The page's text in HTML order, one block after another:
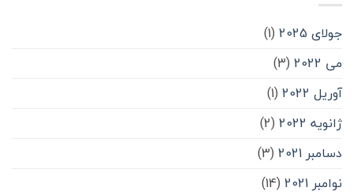
جولای 2025
(1)
می 2022
(3)
آوریل 2022
(1)
ژانویه 2022
(2)
دسامبر 2021
(3)
نوامبر 2021
(14)